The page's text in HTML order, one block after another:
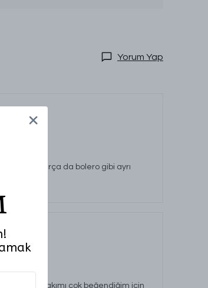
Yorum Yap
Broşlu parça da bolero gibi ayrı
ben takımı çok beğendiğim için